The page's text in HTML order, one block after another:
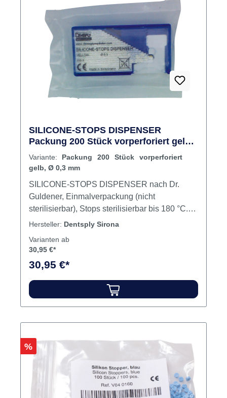
SILICONE-STOPS DISPENSER
Packung 200 Stück vorperforiert gelb,
Ø 0,3 mm
Variante: Packung 200 Stück vorperforiert
gelb, Ø 0,3 mm
SILICONE-STOPS DISPENSER nach Dr.
Guldener, Einmalverpackung (nicht
sterilisierbar), Stops sterilisierbar bis 180 °C.
Inhalt 200 Stops
Hersteller: Dentsply Sirona
Varianten ab
30,95 €*
30,95 €*
Rabatt
%